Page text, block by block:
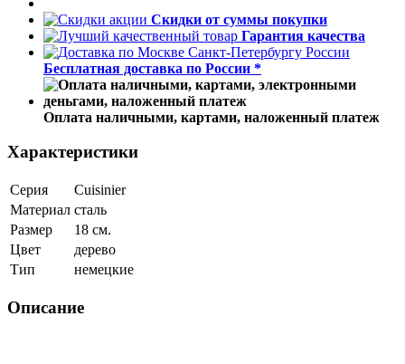
Скидки от суммы покупки
Гарантия качества
Бесплатная доставка по России *
Оплата наличными, картами, наложенный платеж
Характеристики
Серия
Cuisinier
Материал сталь
Размер
18 см.
Цвет
дерево
Тип
немецкие
Описание